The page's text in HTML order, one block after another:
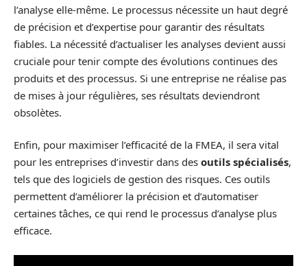
l’analyse elle-même. Le processus nécessite un haut degré
de précision et d’expertise pour garantir des résultats
fiables. La nécessité d’actualiser les analyses devient aussi
cruciale pour tenir compte des évolutions continues des
produits et des processus. Si une entreprise ne réalise pas
de mises à jour régulières, ses résultats deviendront
obsolètes.
Enfin, pour maximiser l’efficacité de la FMEA, il sera vital
pour les entreprises d’investir dans des outils spécialisés,
tels que des logiciels de gestion des risques. Ces outils
permettent d’améliorer la précision et d’automatiser
certaines tâches, ce qui rend le processus d’analyse plus
efficace.